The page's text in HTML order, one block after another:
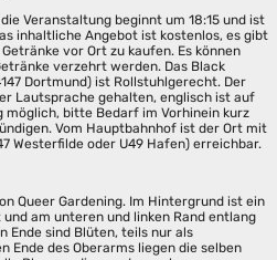
Veranstaltung beginnt um 18:15 und ist
inhaltliche Angebot ist kostenlos, es gibt
vor Ort zu kaufen. Es können
verzehrt werden. Das Black
Dortmund) ist Rollstuhlgerecht. Der
Lautsprache gehalten, englisch ist auf
möglich, bitte Bedarf im Vorhinein kurz
Vom Hauptbahnhof ist der Ort mit
Westerfilde oder U49 Hafen) erreichbar.
Queer Gardening. Im Hintergrund ist ein
am unteren und linken Rand entlang
Ende sind Blüten, teils nur als
Ende des Oberarms liegen die selben